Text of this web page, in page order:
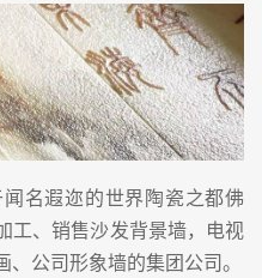
名遐迩的世界陶瓷之都佛
工、销售沙发背景墙，电视
公司形象墙的集团公司。